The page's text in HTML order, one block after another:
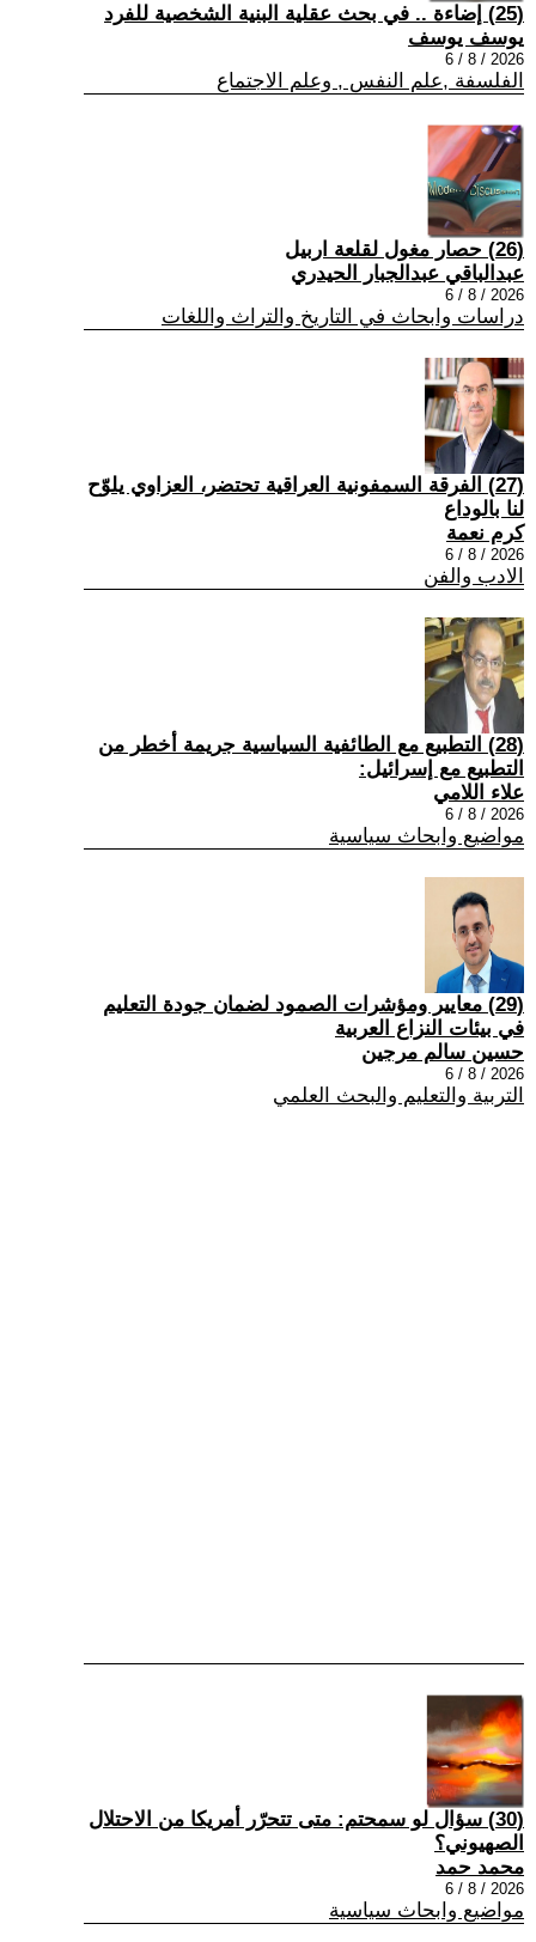
(25) إضاءة .. في بحث عقلية البنية الشخصية للفرد
يوسف يوسف
2026 / 8 / 6
الفلسفة ,علم النفس , وعلم الاجتماع
(26) حصار مغول لقلعة اربيل
عبدالباقي عبدالجبار الحيدري
2026 / 8 / 6
دراسات وابحاث في التاريخ والتراث واللغات
(27) الفرقة السمفونية العراقية تحتضر، العزاوي يلوّح
لنا بالوداع
كرم نعمة
2026 / 8 / 6
الادب والفن
(28) التطبيع مع الطائفية السياسية جريمة أخطر من
التطبيع مع إسرائيل:
علاء اللامي
2026 / 8 / 6
مواضيع وابحاث سياسية
(29) معايير ومؤشرات الصمود لضمان جودة التعليم
في بيئات النزاع العربية
حسين سالم مرجين
2026 / 8 / 6
التربية والتعليم والبحث العلمي
(30) سؤال لو سمحتم: متى تتحرّر أمريكا من الاحتلال
الصهيوني؟
محمد حمد
2026 / 8 / 6
مواضيع وابحاث سياسية